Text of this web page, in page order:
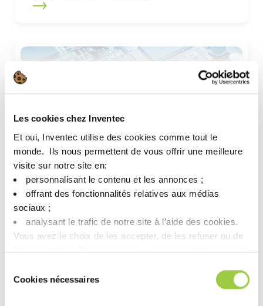
Les cookies chez Inventec
Et oui, Inventec utilise des cookies comme tout le
monde. ​ Ils nous permettent de vous offrir une meilleure
visite sur notre site en:​
personnalisant le contenu et les annonces ;​
offrant des fonctionnalités relatives aux médias
sociaux ; ​
analysant le trafic de notre site à l’aide des cookies.​
Vous avez le choix de les accepter, de les refuser ou de
les paramétrer.​ Pas de panique, vous pourrez également
cookies.​ ​ ​
duCookies nécessaires
活动
PSECE 2025